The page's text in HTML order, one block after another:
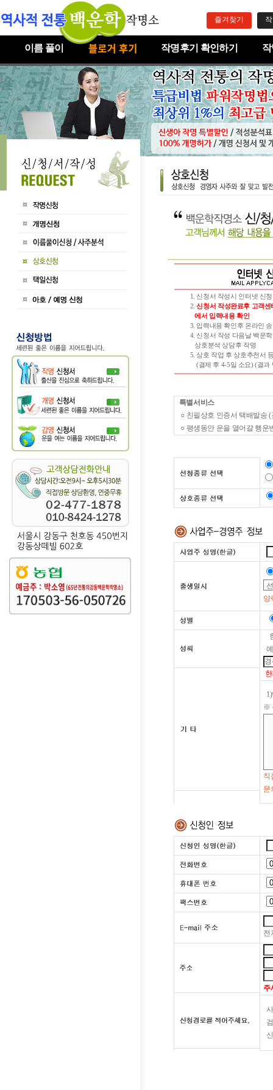
즐겨찾기
이름 풀이 작명후기 확인하기
1. 신청서 작성시 인터넷 신
2.신청서 작성완료후 고객센
에서 입력내용 확인
3. 입력내용 확인후 온라인
4. 신청서 작성 다음날 백운
상호분석 상담후 작명
5. 상호 작업 후 상호추천서
(결제 후 4-5일 소요) (결과
특별서비스
○ 친필상호 인증서 택배발송
○ 평생동안 운을 열어갈 행
양
※
직
문
전
주